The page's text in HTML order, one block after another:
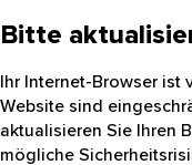
Bitte
Ihr Internet-Browser ist
Website sind
aktualisieren Sie Ihren
mögliche